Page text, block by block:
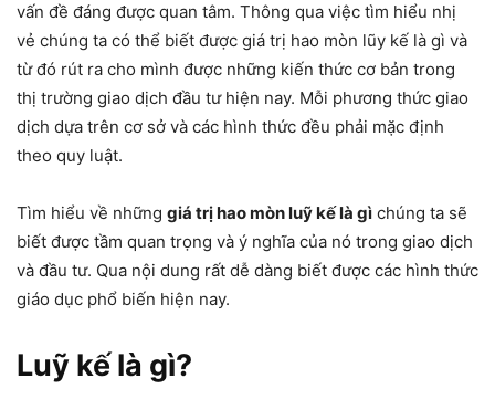
vấn đề đáng được quan tâm. Thông qua việc tìm hiểu nhị
vẻ chúng ta có thể biết được giá trị hao mòn lũy kế là gì và
từ đó rút ra cho mình được những kiến thức cơ bản trong
thị trường giao dịch đầu tư hiện nay. Mỗi phương thức giao
dịch dựa trên cơ sở và các hình thức đều phải mặc định
theo quy luật.
Tìm hiểu về những giá trị hao mòn luỹ kế là gì chúng ta sẽ
biết được tầm quan trọng và ý nghĩa của nó trong giao dịch
và đầu tư. Qua nội dung rất dễ dàng biết được các hình thức
giáo dục phổ biến hiện nay.
Luỹ kế là gì?